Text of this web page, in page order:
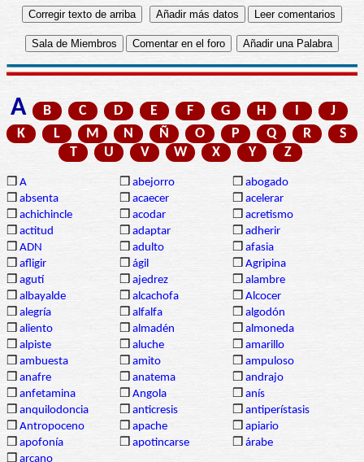
A B C D E F G H I
J
K
L M N Ñ O P Q R
S
T
U V W X Y Z
❒ A ❒ abejorro ❒ abogado
❒ absenta ❒ acaecer ❒ acelerar
❒ achichincle ❒ acodar ❒ acretismo
❒ actitud ❒ adaptar ❒ adherir
❒ ADN ❒ adulto ❒ afasia
❒ afligir ❒ ágil ❒ Agripina
❒ agutí ❒ ajedrez ❒ alambre
❒ albayalde ❒ alcachofa ❒ Alcocer
❒ alegría ❒ alfalfa ❒ algodón
❒ aliento ❒ almadén ❒ almoneda
❒ alpiste ❒ aluche ❒ amarillo
❒ ambuesta ❒ amito ❒ ampuloso
❒ anafre ❒ anatema ❒ andrajo
❒ anfetamina ❒ Angola ❒ anís
❒ anquilodoncia ❒ anticresis ❒ antiperístasis
❒ Antropoceno ❒ apache ❒ apiario
❒ apofonía ❒ apotincarse ❒ árabe
❒ arcano